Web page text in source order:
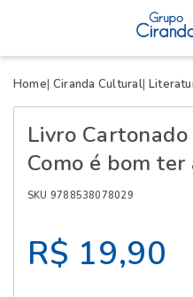
Home Ciranda Cultural
Livro
Como é bom ter
SKU 9788538078029
R$ 19,90